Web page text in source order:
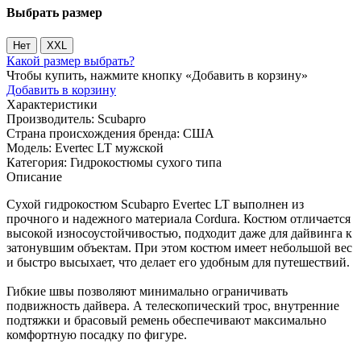
Выбрать размер
Нет XXL
Какой размер выбрать?
Чтобы купить, нажмите кнопку «Добавить в корзину»
Добавить в корзину
Характеристики
Производитель: Scubapro
Страна происхождения бренда: США
Модель: Evertec LT мужской
Категория: Гидрокостюмы сухого типа
Описание
Сухой гидрокостюм Scubapro Evertec LT выполнен из
прочного и надежного материала Cordura. Костюм отличается
высокой износоустойчивостью, подходит даже для дайвинга к
затонувшим объектам. При этом костюм имеет небольшой вес
и быстро высыхает, что делает его удобным для путешествий.
Гибкие швы позволяют минимально ограничивать
подвижность дайвера. А телескопический трос, внутренние
подтяжки и брасовый ремень обеспечивают максимально
комфортную посадку по фигуре.